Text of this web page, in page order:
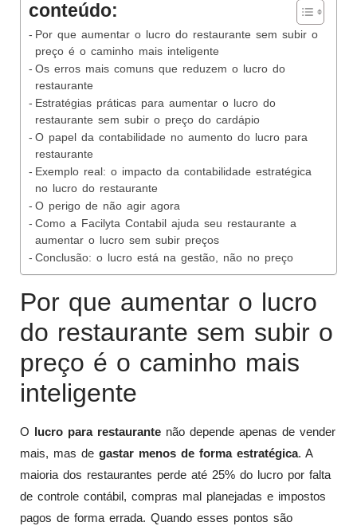
conteúdo:
Por que aumentar o lucro do restaurante sem subir o
preço é o caminho mais inteligente
Os erros mais comuns que reduzem o lucro do
restaurante
Estratégias práticas para aumentar o lucro do
restaurante sem subir o preço do cardápio
O papel da contabilidade no aumento do lucro para
restaurante
Exemplo real: o impacto da contabilidade estratégica
no lucro do restaurante
O perigo de não agir agora
Como a Facilyta Contabil ajuda seu restaurante a
aumentar o lucro sem subir preços
Conclusão: o lucro está na gestão, não no preço
Por que aumentar o lucro
do restaurante sem subir o
preço é o caminho mais
inteligente
O lucro para restaurante não depende apenas de vender
mais, mas de gastar menos de forma estratégica. A
maioria dos restaurantes perde até 25% do lucro por falta
de controle contábil, compras mal planejadas e impostos
pagos de forma errada. Quando esses pontos são